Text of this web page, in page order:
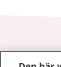
1177–